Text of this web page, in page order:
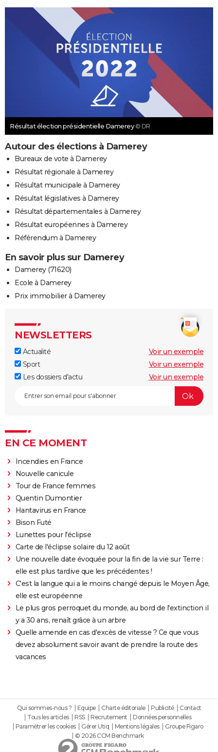
Résultat élection présidentielle Damerey © DR
Autour des élections à Damerey
Bureaux de vote à Damerey
Résultat régionale à Damerey
Résultat municipale à Damerey
Résultat législatives à Damerey
Résultat départementales à Damerey
Résultat européennes à Damerey
Référendum à Damerey
En savoir plus sur Damerey
Damerey (71620)
Ecole à Damerey
Prix immobilier à Damerey
NEWSLETTERS
Actualité
Voir un exemple
Sport
Voir un exemple
Les dossiers d'actu
Voir un exemple
EN CE MOMENT
Incendies en France
Nouvelle canicule
Tour de France femmes
Quentin Dumontier
Hantavirus en France
Bison Futé
Lunettes pour l'éclipse
Carte de l'éclipse solaire du 12 août
Une nouvelle date évoquée pour la fin de la vie sur Terre :
elle est plus tardive que les précédentes !
C'est la langue qui a le moins changé depuis le Moyen Âge,
elle est européenne
Le plus gros perroquet du monde, au bord de l'extinction il
y a 30 ans, renaît grâce à un arbre
Quelle amende en cas d'excès de vitesse ? Ce que vous
devez absolument savoir avant de prendre la route des
vacances
Qui sommes-nous ? Equipe Charte éditoriale Publicité
Contact
Tous les articles
RSS Recrutement
Données personnelles
Paramétrer les cookies
Gérer Utiq Mentions légales
Groupe Figaro
© 2026 CCM Benchmark